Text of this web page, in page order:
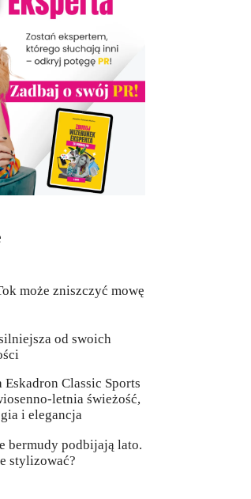
może zniszczyć mowę
od swoich
Classic Sports
letnia świeżość,
i elegancja
bermudy podbijają lato.
stylizować?